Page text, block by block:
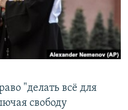
"делать всё для
свободу